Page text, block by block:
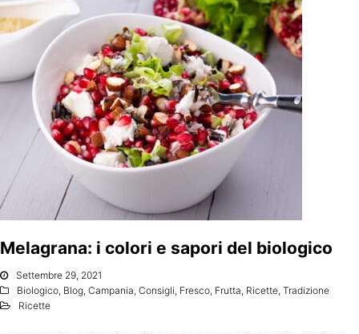
Melagrana: i colori e sapori del biologico
Settembre 29, 2021
Biologico, Blog, Campania, Consigli, Fresco, Frutta, Ricette, Tradizione
Ricette